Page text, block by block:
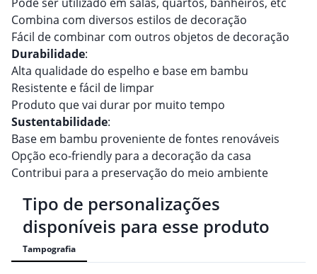
Combina com diversos estilos de decoração
Fácil de combinar com outros objetos de decoração
Durabilidade:
Alta qualidade do espelho e base em bambu
Resistente e fácil de limpar
Produto que vai durar por muito tempo
Sustentabilidade:
Base em bambu proveniente de fontes renováveis
Opção eco-friendly para a decoração da casa
Contribui para a preservação do meio ambiente
Tipo de personalizações
disponíveis para esse produto
Tampografia